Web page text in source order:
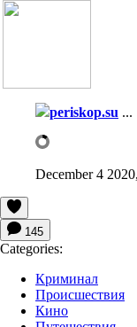
periskop.su ...
December 4
145
Categories:
Криминал
Происшествия
Кино